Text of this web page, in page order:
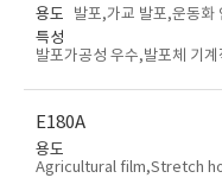
용도
발포,가교 발포,운동화
특성
발포가공성 우수,발포체 기
E180A
용도
Agricultural film,Stretch